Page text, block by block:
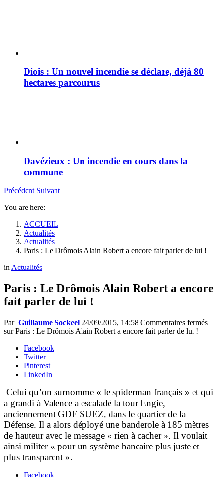
Diois : Un nouvel incendie se déclare, déjà 80
hectares parcourus
Davézieux : Un incendie en cours dans la
commune
Précédent Suivant
You are here:
ACCUEIL
Actualités
Actualités
Paris : Le Drômois Alain Robert a encore fait parler de lui !
inActualités
Paris : Le Drômois Alain Robert a encore
fait parler de lui !
Par Guillaume Sockeel 24/09/2015, 14:58 Commentaires fermés
sur Paris : Le Drômois Alain Robert a encore fait parler de lui !
Facebook
Twitter
Pinterest
LinkedIn
Celui qu’on surnomme « le spiderman français » et qui
a grandi à Valence a escaladé la tour Engie,
anciennement GDF SUEZ, dans le quartier de la
Défense. Il a alors déployé une banderole à 185 mètres
de hauteur avec le message « rien à cacher ». Il voulait
ainsi militer « pour un système bancaire plus juste et
plus transparent ».
Facebook